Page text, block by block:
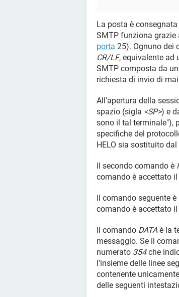
La posta è
SMTP funziona grazie
porta 25). Ognuno dei
CR/LF, equivalente ad
SMTP composta da
richiesta di invio di
All'apertura della
spazio (sigla <SP>) e
sono il tal terminale"),
specifiche del
HELO sia sostituito
Il secondo comando è
comando è accettato
Il comando seguente è
comando è accettato
Il comando DATAè la
messaggio. Se il
numerato 354che
l'insieme delle linee
contenente
delle seguenti